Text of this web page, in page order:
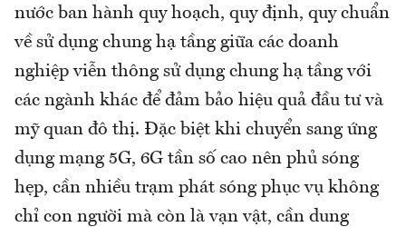
nước ban hành quy hoạch, quy định, quy chuẩn
về sử dụng chung hạ tầng giữa các doanh
nghiệp viễn thông sử dụng chung hạ tầng với
các ngành khác để đảm bảo hiệu quả đầu tư và
mỹ quan đô thị. Đặc biệt khi chuyển sang ứng
dụng mạng 5G, 6G tần số cao nên phủ sóng
hẹp, cần nhiều trạm phát sóng phục vụ không
chỉ con người mà còn là vạn vật, cần dung